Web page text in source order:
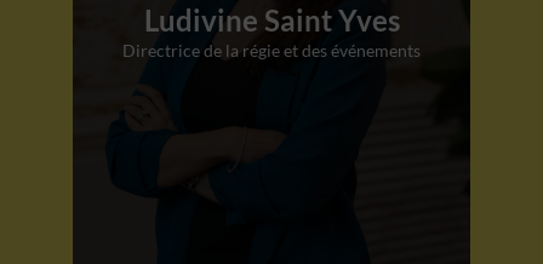
Ludivine Saint Yves
Directrice de la régie et des événements